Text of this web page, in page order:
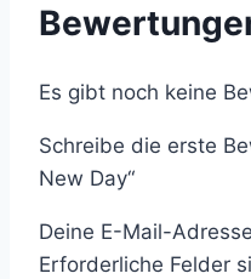
Es gibt noch keine
Schreibe die erste
New Day“
Deine E-Mail-
Erforderliche Felder